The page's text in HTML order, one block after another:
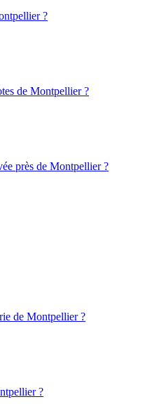
?
de Montpellier ?
près de Montpellier ?
de Montpellier ?
?